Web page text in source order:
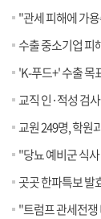
"관세 피해에 가
수출 중소기업 피
'K-푸드+' 수출 목
교직 인·적성 검
교원 249명, 학원
"당뇨 예비군 식
곳곳 한파특보 발
"트럼프 관세전